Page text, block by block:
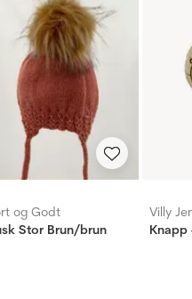
og Godt
Stor Brun/brun
Villy